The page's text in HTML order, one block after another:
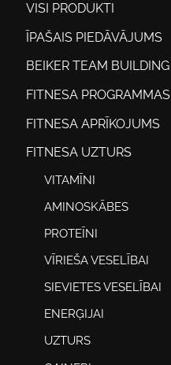
VISI PRODUKTI
ĪPAŠAIS PIEDĀVĀJUMS
BEIKER TEAM BUILDING
FITNESA PROGRAMMAS
FITNESA APRĪKOJUMS
FITNESA UZTURS
VITAMĪNI
AMINOSKĀBES
PROTEĪNI
VĪRIEŠA VESELĪBAI
SIEVIETES VESELĪBAI
ENERĢIJAI
UZTURS